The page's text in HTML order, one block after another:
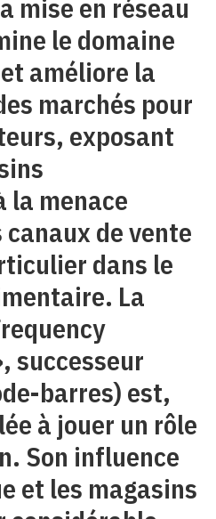
mise en réseau
le domaine
améliore la
marchés pour
exposant
la menace
de vente
dans le
La
successeur
barres) est,
à jouer un rôle
Son influence
et les magasins